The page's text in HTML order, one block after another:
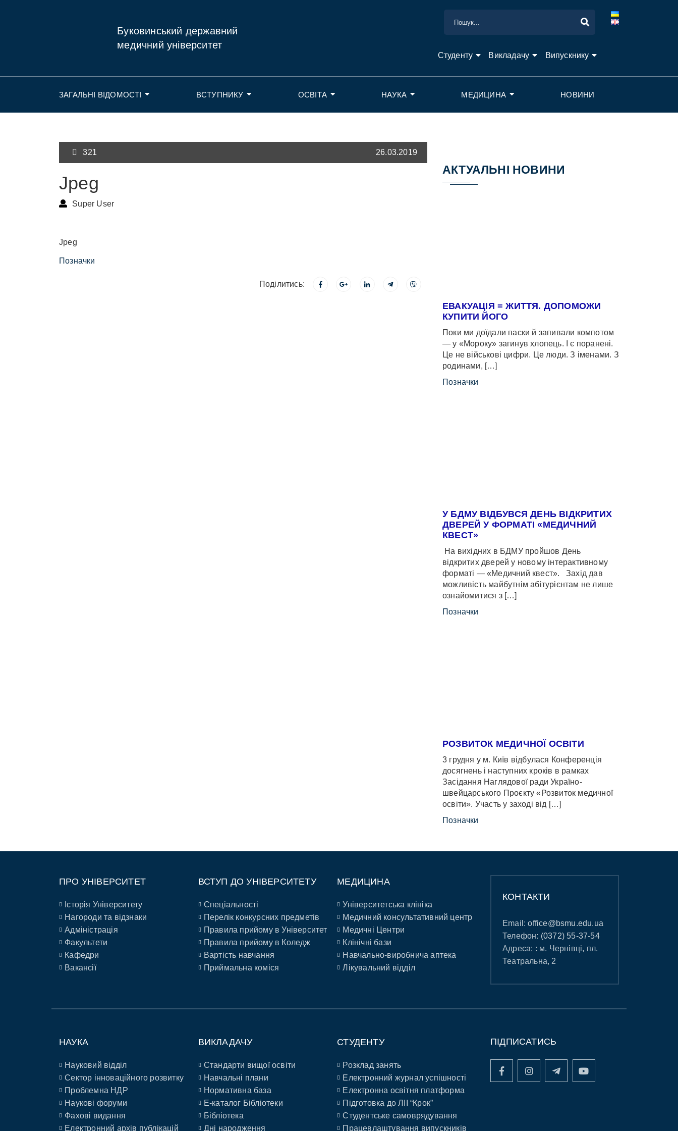
Буковинський державний
медичний університет
Студенту Викладачу Випускнику
ЗАГАЛЬНІ ВІДОМОСТІ ВСТУПНИКУ ОСВІТА НАУКА МЕДИЦИНА НОВИНИ
321 26.03.2019
Jpeg
Super User
Jpeg
Позначки
Поділитись:
АКТУАЛЬНІ НОВИНИ
ЕВАКУАЦІЯ = ЖИТТЯ. ДОПОМОЖИ
КУПИТИ ЙОГО
Поки ми доїдали паски й запивали компотом
— у «Мороку» загинув хлопець. І є поранені.
Це не військові цифри. Це люди. З іменами. З
родинами, […]
Позначки
У БДМУ ВІДБУВСЯ ДЕНЬ ВІДКРИТИХ
ДВЕРЕЙ У ФОРМАТІ «МЕДИЧНИЙ
КВЕСТ»
На вихідних в БДМУ пройшов День
відкритих дверей у новому інтерактивному
форматі — «Медичний квест». Захід дав
можливість майбутнім абітурієнтам не лише
ознайомитися з […]
Позначки
РОЗВИТОК МЕДИЧНОЇ ОСВІТИ
3 грудня у м. Київ відбулася Конференція
досягнень і наступних кроків в рамках
Засідання Наглядової ради Україно-
швейцарського Проєкту «Розвиток медичної
освіти». Участь у заході від […]
Позначки
ПРО УНІВЕРСИТЕТ
Історія Університету
Нагороди та відзнаки
Адміністрація
Факультети
Кафедри
Вакансії
ВСТУП ДО УНІВЕРСИТЕТУ
Спеціальності
Перелік конкурсних предметів
Правила прийому в Університет
Правила прийому в Коледж
Вартість навчання
Приймальна коміся
МЕДИЦИНА
Університетська клініка
Медичний консультативний центр
Медичні Центри
Клінічні бази
Навчально-виробнича аптека
Лікувальний відділ
КОНТАКТИ
Email:office@bsmu.edu.ua
Телефон: (0372) 55-37-54
Адреса: : м. Чернівці, пл.
Театральна, 2
НАУКА
Науковий відділ
Сектор інноваційного розвитку
Проблемна НДР
Наукові форуми
Фахові видання
Електронний архів публікацій
ВИКЛАДАЧУ
Стандарти вищої освіти
Навчальні плани
Нормативна база
E-каталог Бібліотеки
Бібліотека
Дні народження
СТУДЕНТУ
Розклад занять
Електронний журнал успішності
Електронна освітня платформа
Підготовка до ЛІІ “Крок”
Студентське самоврядування
Працевлаштування випускників
ПІДПИСАТИСЬ